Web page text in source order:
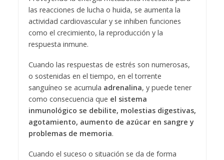
las reacciones de lucha o huida, se aumenta la
actividad cardiovascular y se inhiben funciones
como el crecimiento, la reproducción y la
respuesta inmune.
Cuando las respuestas de estrés son numerosas,
o sostenidas en el tiempo, en el torrente
sanguíneo se acumula adrenalina, y puede tener
como consecuencia que el sistema
inmunológico se debilite, molestias digestivas,
agotamiento, aumento de azúcar en sangre y
problemas de memoria.
Cuando el suceso o situación se da de forma